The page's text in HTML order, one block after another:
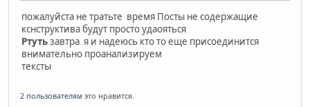
пожалуйста не тратьте время Посты не содержащие
кснструктива будут просто удаояться
Ртутьзавтра я и надеюсь кто то еще присоединится
внимательно проанализируем
тексты
2 пользователям это нравится.